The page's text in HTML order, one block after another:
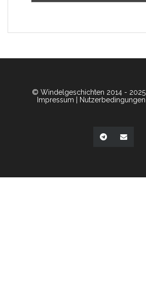
© Windelgeschichten 2014 - 2025
Impressum
Nutzerbedingungen